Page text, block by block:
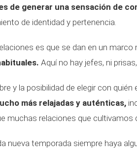
de generar una sensación de
de identidad y pertenencia.
es que se dan en un marco
Aquí no hay jefes, ni
y la posibilidad de elegir con quién
más relajadas y auténticas,
muchas relaciones que cultivamos
nueva temporada siempre haya